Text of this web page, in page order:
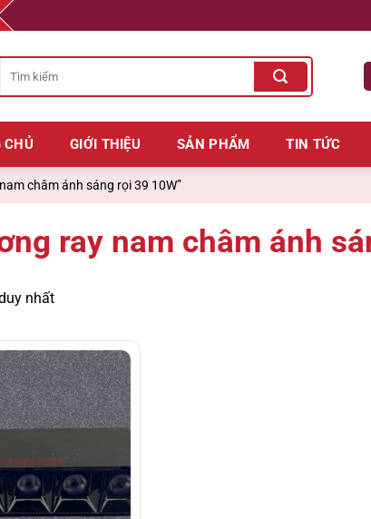
kiếm
cho:
CHỦ GIỚI THIỆU SẢN PHẨM TIN TỨC
châm ánh sáng rọi 39 10W”
ray nam châm ánh
nhất